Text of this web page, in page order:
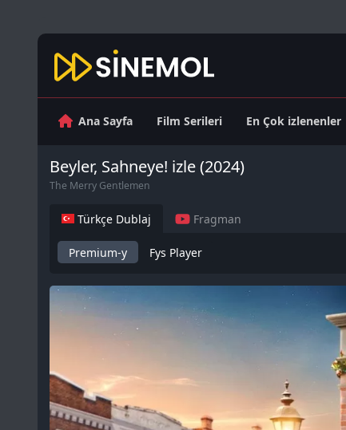
Ana Sayfa Film Serileri En Çok izlenenler
Beyler, Sahneye! izle (2024)
The Merry Gentlemen
Türkçe Dublaj Fragman
Premium-y Fys Player